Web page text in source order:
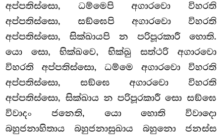
අප්පතිස්සො, ධම්මෙපි අගාරවො විහරති
අප්පතිස්සො, සඞ්ඝෙපි අගාරවො විහරති
අප්පතිස්සො, සික්ඛායපි න පරිපූරකාරී හොති.
යො සො, භික්ඛවෙ, භික්ඛු සත්ථරි අගාරවො
විහරති අප්පතිස්සො, ධම්මෙ අගාරවො විහරති
අප්පතිස්සො, සඞ්ඝෙ අගාරවො විහරති
අප්පතිස්සො, සික්ඛාය න පරිපූරකාරී සො සඞ්ඝෙ
විවාදං ජනෙති, යො හොති විවාදො
බහුජනාහිතාය බහුජනාසුඛාය බහුනො ජනස්ස